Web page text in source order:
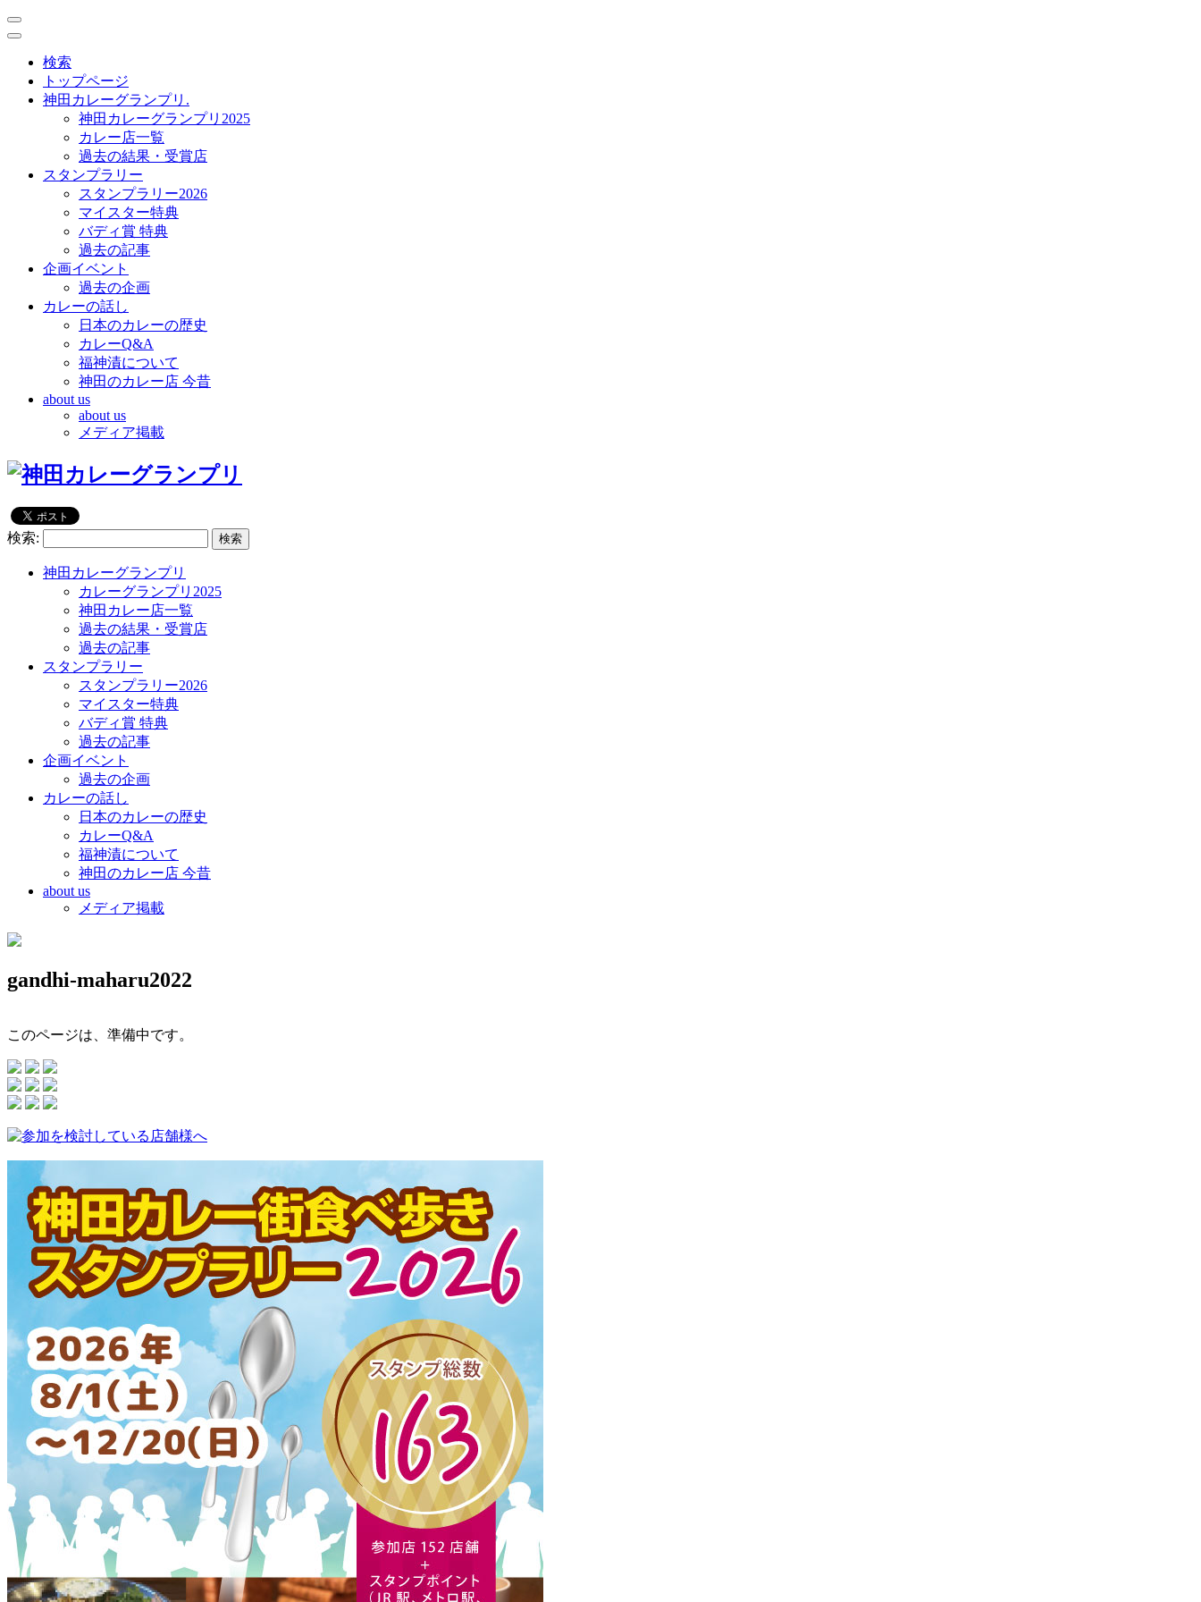
toggle
navigation
toggle
navigation
検索
トップページ
神田カレーグランプリ.
神田カレーグランプリ2025
カレー店一覧
過去の結果・受賞店
スタンプラリー
スタンプラリー2026
マイスター特典
バディ賞 特典
過去の記事
企画イベント
過去の企画
カレーの話し
日本のカレーの歴史
カレーQ&A
福神漬について
神田のカレー店 今昔
about us
about us
メディア掲載
検索:
神田カレーグランプリ
カレーグランプリ2025
神田カレー店一覧
過去の結果・受賞店
過去の記事
スタンプラリー
スタンプラリー2026
マイスター特典
バディ賞 特典
過去の記事
企画イベント
過去の企画
カレーの話し
日本のカレーの歴史
カレーQ&A
福神漬について
神田のカレー店 今昔
about us
メディア掲載
gandhi-maharu2022
このページは、準備中です。